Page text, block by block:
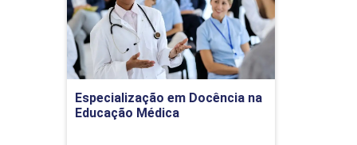
Finanças Públicas e Gestão Financeira
Finanças Publicas em Múltiplos
Especialização em Docência na
Educação Médica
Detalhes do curso